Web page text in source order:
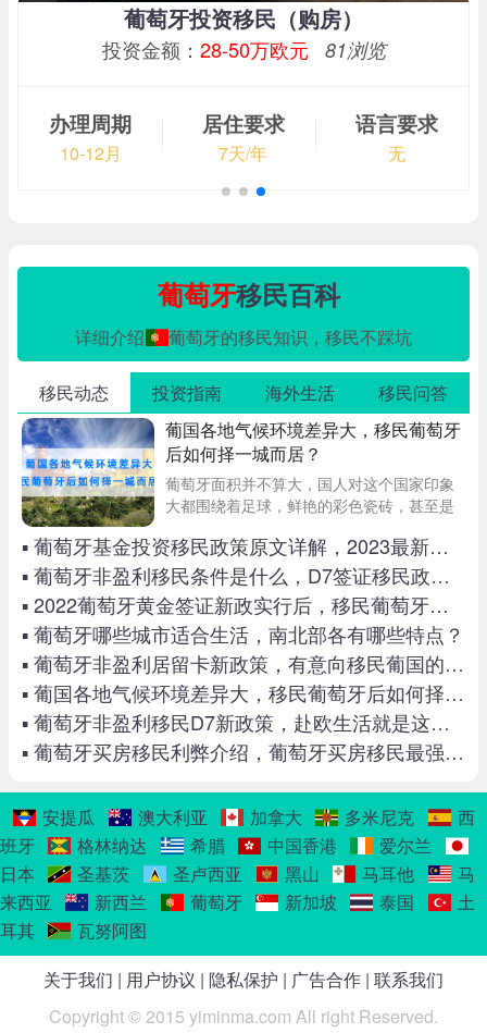
葡萄牙投资移民（购房）
投资金额： 28-50万欧元 81浏览
办理周期
10-12月
居住要求
7天/年
语言要求
无
葡萄牙移民百科
详细介绍 葡萄牙的移民知识，移民不踩坑
移民动态 投资指南 海外生活
移民问答
葡国各地气候环境差异大，移民葡萄牙
后如何择一城而居？
葡萄牙面积并不算大，国人对这个国家印象
大都围绕着足球，鲜艳的彩色瓷砖，甚至是
对较少。对于想移民定居葡萄牙的申请人，
对气候的不了解会导致移民后生活遇到种种
不适应。
▪ 葡萄牙基金投资移民政策原文详解，2023最新项目介绍在此！
▪ 葡萄牙非盈利移民条件是什么，D7签证移民政策解读
▪ 2022葡萄牙黄金签证新政实行后，移民葡萄牙需要多少钱？
▪ 葡萄牙哪些城市适合生活，南北部各有哪些特点？
▪ 葡萄牙非盈利居留卡新政策，有意向移民葡国的你一定要看！
▪ 葡国各地气候环境差异大，移民葡萄牙后如何择一城而居？
▪ 葡萄牙非盈利移民D7新政策，赴欧生活就是这么简单！
▪ 葡萄牙买房移民利弊介绍，葡萄牙买房移民最强攻略
安提瓜 澳大利亚 加拿大 多米尼克
西
班牙
格林纳达 希腊 中国香港
爱尔兰
日本
圣基茨 圣卢西亚 黑山 马耳他
马
来西亚
新西兰 葡萄牙 新加坡 泰国
土
耳其
瓦努阿图
关于我们 | 用户协议 | 隐私保护 | 广告合作 | 联系我们
Copyright © 2015 yiminma.com All right Reserved.